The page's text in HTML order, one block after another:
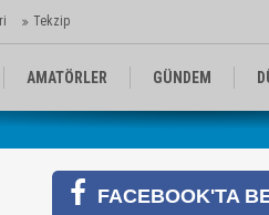
Tekzip
AMATÖRLER GÜNDEM
FACEBOOK'TA